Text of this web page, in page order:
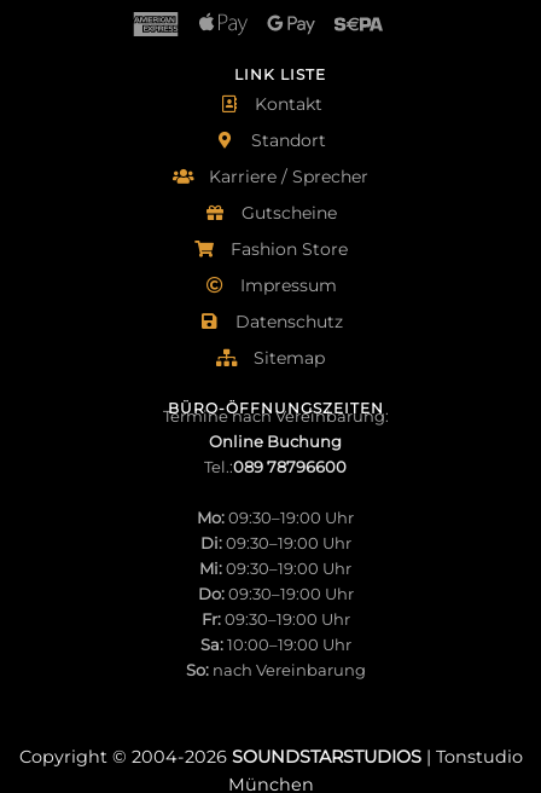
BÜRO-ÖFFNUNGSZEITEN
Termine nach Vereinbarung:
Online Buchung
Tel.:089 78796600
Mo:09:30–19:00 Uhr
Di:09:30–19:00 Uhr
Mi:09:30–19:00 Uhr
Do:09:30–19:00 Uhr
Fr:09:30–19:00 Uhr
Sa:10:00–19:00 Uhr
So:nach Vereinbarung
LINK LISTE
Kontakt
Standort
Karriere / Sprecher
Gutscheine
Fashion Store
Impressum
Datenschutz
Sitemap
Copyright © 2004-2026 SOUNDSTARSTUDIOS| Tonstudio
München